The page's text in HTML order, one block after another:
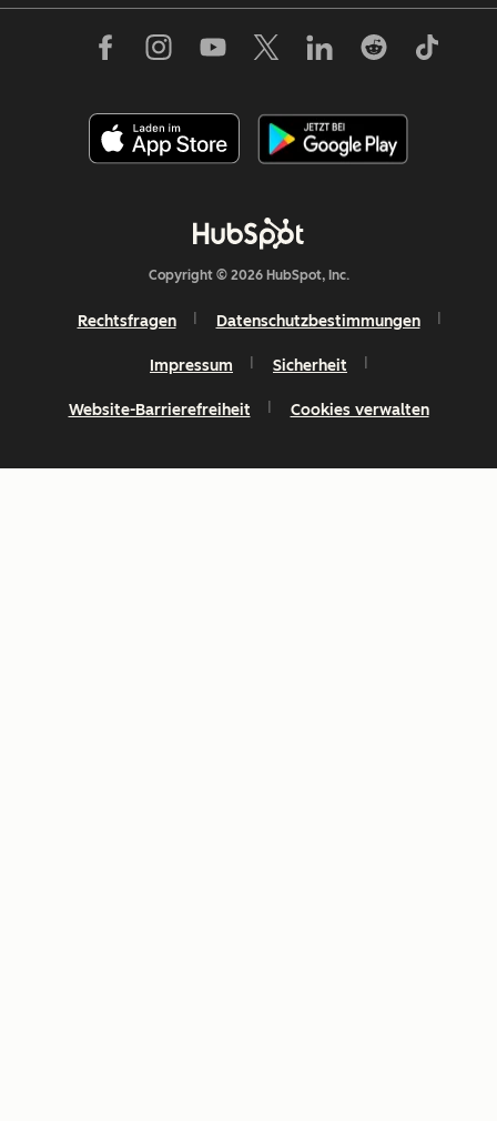
Copyright © 2026 HubSpot, Inc.
Rechtsfragen Datenschutzbestimmungen
Impressum Sicherheit
Website-Barrierefreiheit Cookies verwalten